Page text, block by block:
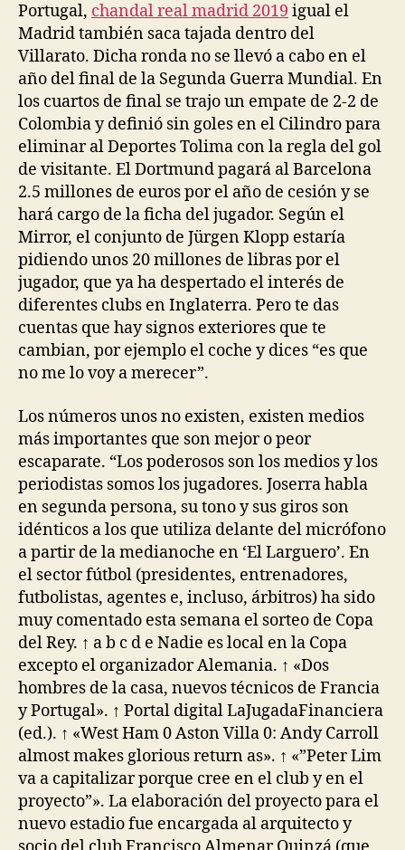
Portugal, chandal real madrid 2019 igual el
Madrid también saca tajada dentro del
Villarato. Dicha ronda no se llevó a cabo en el
año del final de la Segunda Guerra Mundial. En
los cuartos de final se trajo un empate de 2-2 de
Colombia y definió sin goles en el Cilindro para
eliminar al Deportes Tolima con la regla del gol
de visitante. El Dortmund pagará al Barcelona
2.5 millones de euros por el año de cesión y se
hará cargo de la ficha del jugador. Según el
Mirror, el conjunto de Jürgen Klopp estaría
pidiendo unos 20 millones de libras por el
jugador, que ya ha despertado el interés de
diferentes clubs en Inglaterra. Pero te das
cuentas que hay signos exteriores que te
cambian, por ejemplo el coche y dices “es que
no me lo voy a merecer”.
Los números unos no existen, existen medios
más importantes que son mejor o peor
escaparate. “Los poderosos son los medios y los
periodistas somos los jugadores. Joserra habla
en segunda persona, su tono y sus giros son
idénticos a los que utiliza delante del micrófono
a partir de la medianoche en ‘El Larguero’. En
el sector fútbol (presidentes, entrenadores,
futbolistas, agentes e, incluso, árbitros) ha sido
muy comentado esta semana el sorteo de Copa
del Rey. ↑ a b c d e Nadie es local en la Copa
excepto el organizador Alemania. ↑ «Dos
hombres de la casa, nuevos técnicos de Francia
y Portugal». ↑ Portal digital LaJugadaFinanciera
(ed.). ↑ «West Ham 0 Aston Villa 0: Andy Carroll
almost makes glorious return as». ↑ «”Peter Lim
va a capitalizar porque cree en el club y en el
proyecto”». La elaboración del proyecto para el
nuevo estadio fue encargada al arquitecto y